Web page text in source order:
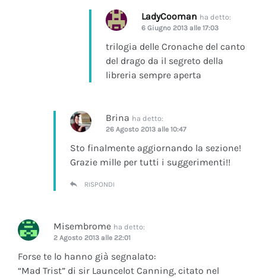
LadyCooman ha detto:
6 Giugno 2013 alle 17:03
trilogia delle Cronache del canto
del drago da il segreto della
libreria sempre aperta
Brina ha detto:
26 Agosto 2013 alle 10:47
Sto finalmente aggiornando la sezione!
Grazie mille per tutti i suggerimenti!!
RISPONDI
Misembrome ha detto:
2 Agosto 2013 alle 22:01
Forse te lo hanno già segnalato:
“Mad Trist” di sir Launcelot Canning, citato nel